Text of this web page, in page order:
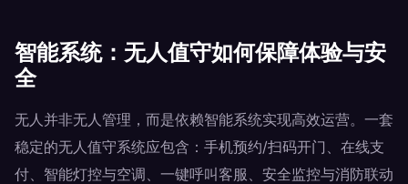
智能系统：无人值守如何保障体验与安
全
无人并非无人管理，而是依赖智能系统实现高效运营。一套
稳定的无人值守系统应包含：手机预约/扫码开门、在线支
付、智能灯控与空调、一键呼叫客服、安全监控与消防联动